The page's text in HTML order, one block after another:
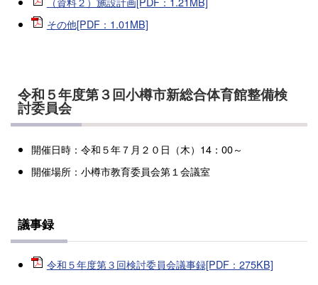
その他[PDF：1.01MB]
令和５年度第３回小樽市新総合体育館整備検
討委員会
開催日時：令和５年７月２０日（木）14：00～
開催場所：小樽市教育委員会第１会議室
議事録
令和５年度第３回検討委員会議事録[PDF：275KB]